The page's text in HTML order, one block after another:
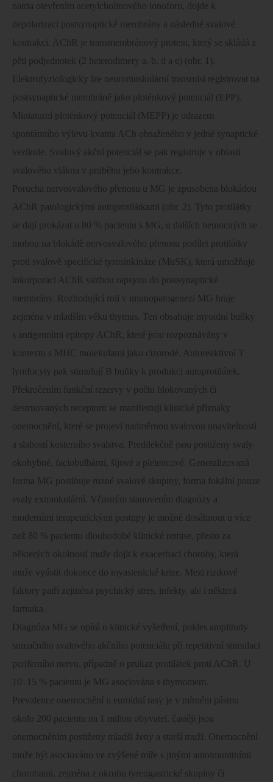
natria otevřením acetylcholinového ionoforu, dojde k
depolarizaci postsynaptické membrány a následné svalové
kontrakci. AChR je transmembránový protein, který se skládá z
pěti podjednotek (2 heterodimery a, b, d a e) (obr. 1).
Elektrofyziologicky lze neuromuskulární transmisi registrovat na
postsynaptické membráně jako ploténkový potenciál (EPP).
Miniaturní ploténkový potenciál (MEPP) je odrazem
spontánního výlevu kvanta ACh obsaženého v jedné synaptické
vezikule. Svalový akční potenciál se pak registruje v oblasti
svalového vlákna v pruběhu jeho kontrakce.
Porucha nervosvalového přenosu u MG je zpusobena blokádou
AChR patologickými autoprotilátkami (obr. 2). Tyto protilátky
se dají prokázat u 80 % pacientu s MG, u dalších nemocných se
mohou na blokádě nervosvalového přenosu podílet protilátky
proti svalově specifické tyrosinkináze (MuSK), která umožňuje
inkorporaci AChR vazbou rapsynu do postsynaptické
membrány. Rozhodující roli v imunopatogenezi MG hraje
zejména v mladším věku thymus. Ten obsahuje myoidní buňky
s antigenními epitopy AChR, které jsou rozpoznávány v
kontextu s MHC molekulami jako cizorodé. Autoreaktivní T
lymfocyty pak stimulují B buňky k produkci autoprotilátek.
Překročením funkční rezervy v počtu blokovaných či
destruovaných receptoru se manifestují klinické příznaky
onemocnění, které se projeví nadměrnou svalovou unavitelností
a slabostí kosterního svalstva. Predilekčně jsou postiženy svaly
okohybné, faciobulbární, šíjové a pletencové. Generalizovaná
forma MG postihuje ruzné svalové skupiny, forma fokální pouze
svaly extraokulární. Včasným stanovením diagnózy a
moderními terapeutickými postupy je možné dosáhnout u více
než 80 % pacientu dlouhodobé klinické remise, přesto za
některých okolností muže dojít k exacerbaci choroby, která
muže vyústit dokonce do myastenické krize. Mezi rizikové
faktory patří zejména psychický stres, infekty, ale i některá
farmaka.
Diagnóza MG se opírá o klinické vyšetření, pokles amplitudy
sumačního svalového akčního potenciálu při repetitivní stimulaci
periferního nervu, případně o prukaz protilátek proti AChR. U
10–15 % pacientu je MG asociována s thymomem.
Prevalence onemocnění u euroidní rasy je v mírném pásmu
okolo 200 pacientu na 1 milion obyvatel. častěji jsou
onemocněním postiženy mladší ženy a starší muži. Onemocnění
muže být asociováno ve zvýšené míře s jinými autoimunitními
chorobami, zejména z okruhu tyreogastrické skupiny či